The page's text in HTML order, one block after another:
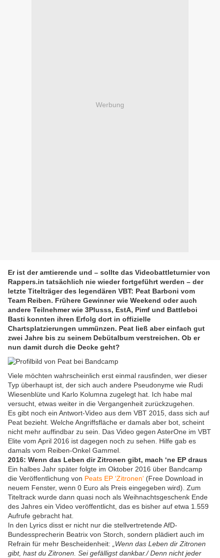
Werbung
Er ist der amtierende und – sollte das Videobattleturnier von
Rappers.in tatsächlich nie wieder fortgeführt werden – der
letzte Titelträger des legendären VBT: Peat Barboni vom
Team Reiben. Frühere Gewinner wie Weekend oder auch
andere Teilnehmer wie 3Plusss, EstA, Pimf und Battleboi
Basti konnten ihren Erfolg dort in offizielle
Chartsplatzierungen ummünzen. Peat ließ aber einfach gut
zwei Jahre bis zu seinem Debütalbum verstreichen. Ob er
nun damit durch die Decke geht?
Viele möchten wahrscheinlich erst einmal rausfinden, wer dieser
Typ überhaupt ist, der sich auch andere Pseudonyme wie Rudi
Wiesenblüte und Karlo Kolumna zugelegt hat. Ich habe mal
versucht, etwas weiter in die Vergangenheit zurückzugehen.
Es gibt noch ein Antwort-Video aus dem VBT 2015, dass sich auf
Peat bezieht. Welche Angriffsfläche er damals aber bot, scheint
nicht mehr auffindbar zu sein. Das Video gegen AsterOne im VBT
Elite vom April 2016 ist dagegen noch zu sehen. Hilfe gab es
damals vom Reiben-Onkel Gammel.
2016: Wenn das Leben dir Zitronen gibt, mach ‘ne EP draus
Ein halbes Jahr später folgte im Oktober 2016 über Bandcamp
die Veröffentlichung von Peats EP ‘Zitronen‘ (Free Download in
neuem Fenster, wenn 0 Euro als Preis eingegeben wird). Zum
Titeltrack wurde dann quasi noch als Weihnachtsgeschenk Ende
des Jahres ein Video veröffentlicht, das es bisher auf etwa 1.559
Aufrufe gebracht hat.
In den Lyrics disst er nicht nur die stellvertretende AfD-
Bundessprecherin Beatrix von Storch, sondern plädiert auch im
Refrain für mehr Bescheidenheit:
„Wenn das Leben dir Zitronen
gibt, hast du Zitronen. Sei gefälligst dankbar./ Denn nicht jeder